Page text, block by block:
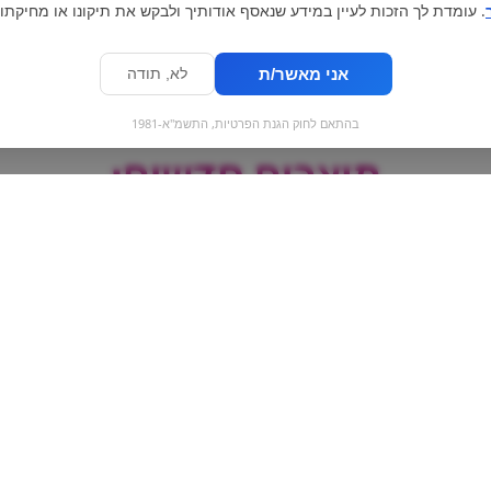
מוצרים חדשים:
. עומדת לך הזכות לעיין במידע שנאסף אודותיך ולבקש את תיקונו או
אני מאשר/ת לא, תודה
בהתאם לחוק הגנת הפרטיות, התשמ"א-1981